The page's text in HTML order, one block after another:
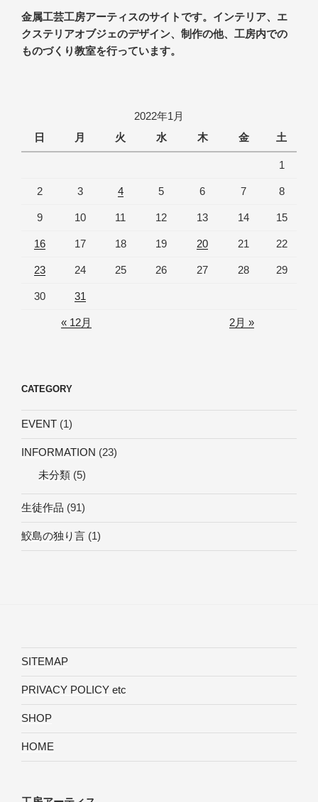
金属工芸工房アーティスのサイトです。インテリア、エ
クステリアオブジェのデザイン、制作の他、工房内での
ものづくり教室を行っています。
2022年1月
日
月 火 水 木 金 土
1
2 3 4 5 6 7 8
9 10 11 12 13 14 15
16 17 18 19 20 21 22
23 24 25 26 27 28 29
30 31
« 12月 2月 »
CATEGORY
EVENT (1)
INFORMATION (23)
未分類 (5)
生徒作品 (91)
鮫島の独り言 (1)
SITEMAP
PRIVACY POLICY etc
SHOP
HOME